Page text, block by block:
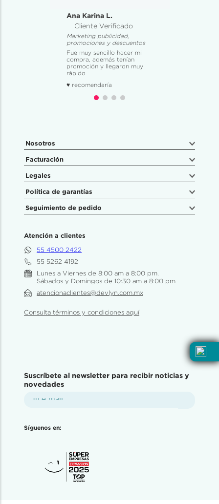
Ana Karina L.
Cliente Verificado
Marketing publicidad,
promociones y descuentos
Fue muy sencillo hacer mi
compra, además tenían
promoción y llegaron muy
rápido
♥ recomendaría
Nosotros
Facturación
Legales
Política de garantías
Seguimiento de pedido
Atención a clientes
55 4500 2422
55 5262 4192
Lunes a Viernes de 8:00 am a 8:00 pm.
Sábados y Domingos de 10:30 am a 8:00 pm
atencionaclientes@devlyn.com.mx
Consulta términos y condiciones aquí
Suscríbete al newsletter para recibir noticias y
novedades
Síguenos en: